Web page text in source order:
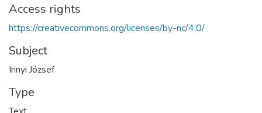
Access rights
https://creativecommons.org/licenses/by-nc/4.0/
Subject
Irinyi József
Type